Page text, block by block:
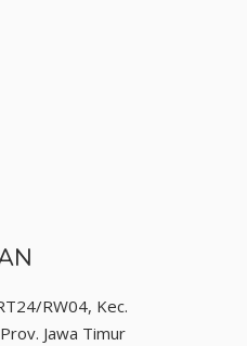
RW04, Kec.
Jawa Timur